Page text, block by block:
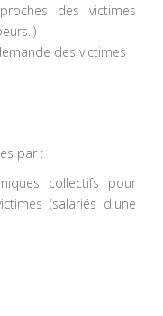
des victimes
des victimes
par :
collectifs pour
(salariés d'une